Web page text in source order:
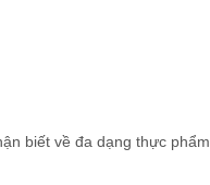
biết về đa dạng thực phẩm